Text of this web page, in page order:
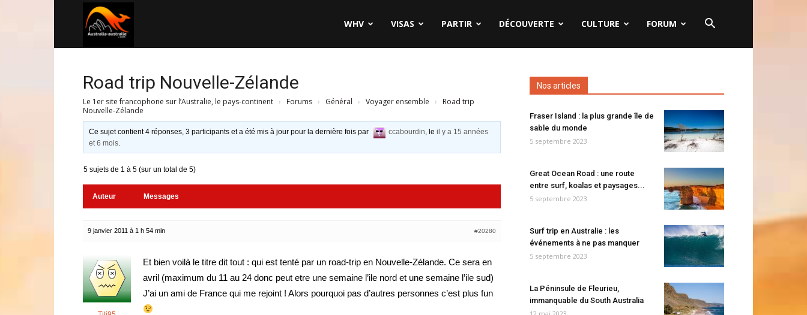
WHV VISAS PARTIR DÉCOUVERTE CULTURE FORUM
Road trip Nouvelle-Zélande
Le 1er site francophone sur l’Australie, le pays-continent › Forums › Général › Voyager ensemble ›
Road trip
Nouvelle-Zélande
Ce sujet contient 4 réponses, 3 participants et a été mis à jour pour la dernière fois par ccabourdin, leil y a 15 années
et 6 mois.
5 sujets de 1 à 5 (sur un total de 5)
Auteur Messages
9 janvier 2011 à 1 h 54 min #20280
Et bien voilà le titre dit tout : qui est tenté par un road-trip en Nouvelle-Zélande. Ce sera en
avril (maximum du 11 au 24 donc peut etre une semaine l’ile nord et une semaine l’ile sud)
J’ai un ami de France qui me rejoint ! Alors pourquoi pas d’autres personnes c’est plus fun
Nos articles
Fraser Island : la plus grande île de
sable du monde
5 septembre 2023
Great Ocean Road : une route
entre surf, koalas et paysages...
5 septembre 2023
Surf trip en Australie : les
événements à ne pas manquer
5 septembre 2023
La Péninsule de Fleurieu,
immanquable du South Australia